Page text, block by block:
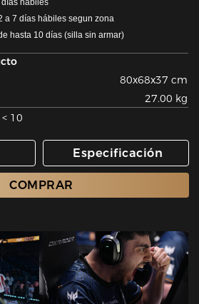
días hábiles
a 7 días hábiles segun zona
hasta 10 días (silla sin armar)
80x68x37 cm
27.00 kg
10
Especificación
COMPRAR